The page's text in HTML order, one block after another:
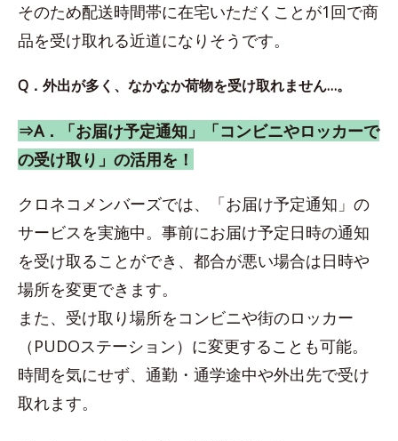
そのため配送時間帯に在宅いただくことが1回で商
品を受け取れる近道になりそうです。
Q．外出が多く、なかなか荷物を受け取れません…。
⇒A．「お届け予定通知」「コンビニやロッカーで
の受け取り」の活用を！
クロネコメンバーズでは、「お届け予定通知」の
サービスを実施中。事前にお届け予定日時の通知
を受け取ることができ、都合が悪い場合は日時や
場所を変更できます。
また、受け取り場所をコンビニや街のロッカー
（PUDOステーション）に変更することも可能。
時間を気にせず、通勤・通学途中や外出先で受け
取れます。